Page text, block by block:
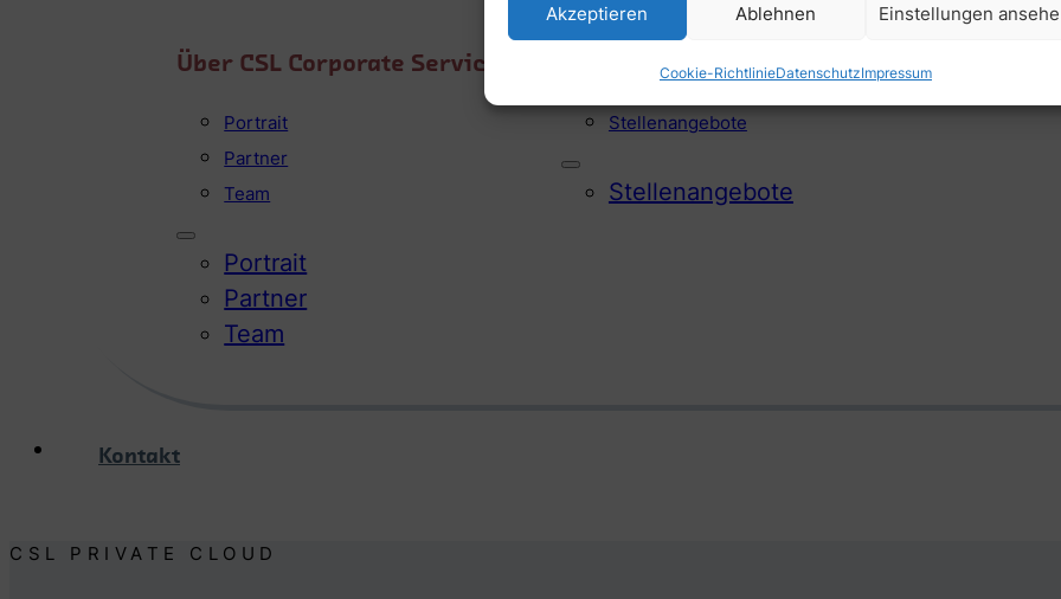
Akzeptieren Ablehnen Einstellungen
Cookie-RichtlinieDatenschutzImpressum
Über CSL Corporate Services
Portrait
Partner
Team
Portrait
Partner
Team
Offene Stellen
Stellen­angebote
Stellen­angebote
Kontakt
CSL PRIVATE CLOUD